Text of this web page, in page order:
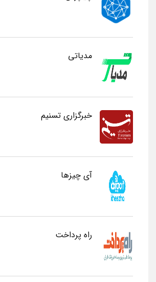
مدیاتی
خبرگزاری تسنیم
آی چیزها
راه پرداخت